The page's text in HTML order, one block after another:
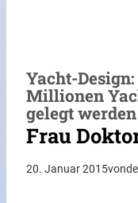
Yacht-
Millionen
gelegt werden
Frau
20. Januar 2015von